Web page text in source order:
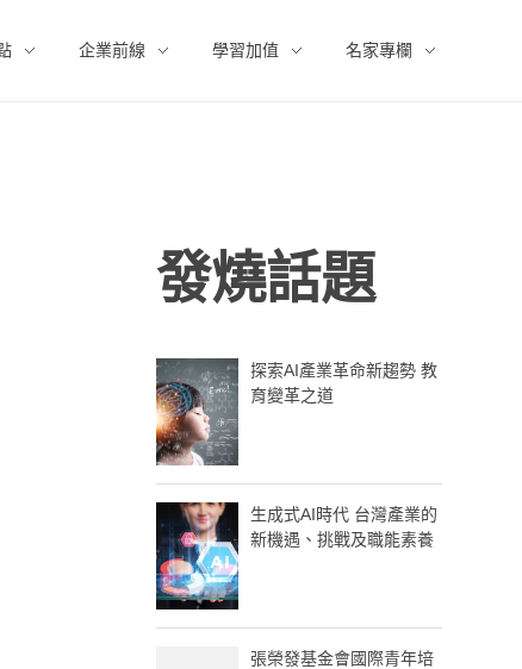
企業前線 學習加值 名家專欄
發燒話題
探索AI產業革命新趨勢 教
育變革之道
生成式AI時代 台灣產業的
新機遇、挑戰及職能素養
張榮發基金會國際青年培